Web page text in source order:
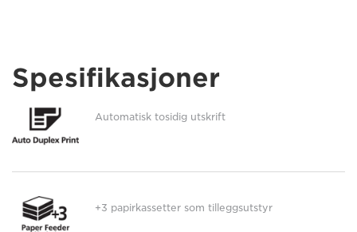
Spesifikasjoner
Automatisk tosidig utskrift
+3 papirkassetter som tilleggsutstyr